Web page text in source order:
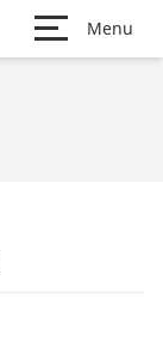
Menu